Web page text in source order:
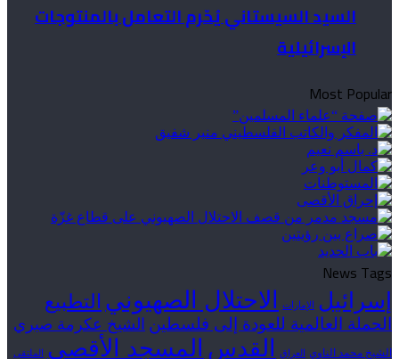
السيد السيستاني يُحّرم التعامل بالمنتوجات
الإسرائيلية
Most Popular
News Tags
إسرائيل الإمارات الاحتلال الصهيوني التطبيع
الحملة العالمية للعودة إلى فلسطين الشيخ عكرمة صبري
الشيخ محمد الناوي العراق القدس المسجد الأقصى الملتقى